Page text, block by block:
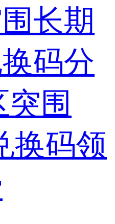
长期
码分
围
换码领